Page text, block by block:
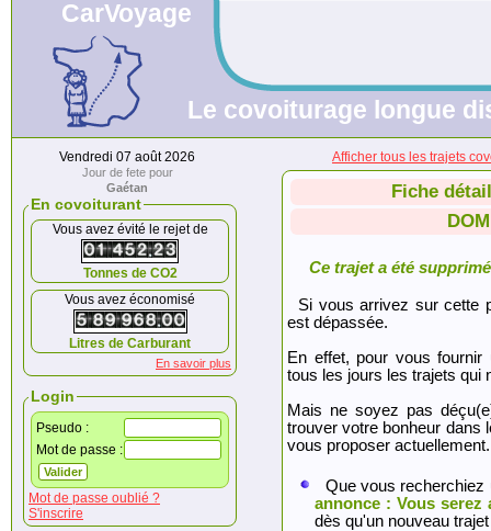
CarVoyage
Le covoiturage longue
Vendredi 07 août 2026
Jour de fete pour
Gaétan
En covoiturant
Vous avez évité le rejet de
Tonnes de CO2
Vous avez économisé
Litres de Carburant
En savoir plus
Login
Pseudo :
Mot de passe :
Mot de passe oublié ?
S'inscrire
Afficher tous les trajets
Fiche
Ce trajet a été
Si vous arrivez sur cette
est dépassée.
En effet, pour vous fournir
tous les jours les trajets qui
Mais ne soyez pas
trouver votre bonheur dans
vous proposer actuellement.
Que vous
annonce : Vous serez
dès qu'un nouveau